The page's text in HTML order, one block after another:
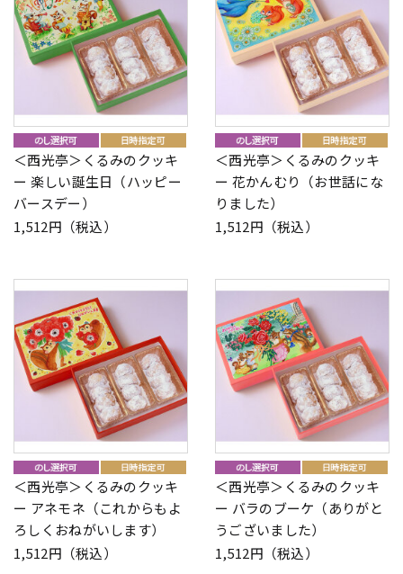
＜西光亭＞くるみのクッキ
ー 楽しい誕生日（ハッピー
バースデー）
1,512円（税込）
＜西光亭＞くるみのクッキ
ー 花かんむり（お世話にな
りました）
1,512円（税込）
＜西光亭＞くるみのクッキ
ー アネモネ（これからもよ
ろしくおねがいします）
1,512円（税込）
＜西光亭＞くるみのクッキ
ー バラのブーケ（ありがと
うございました）
1,512円（税込）